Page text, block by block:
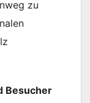
zu
Besucher